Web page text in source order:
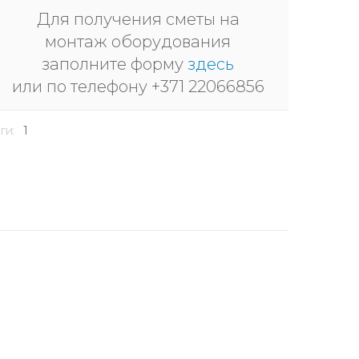
Для получения сметы на
монтаж оборудования
заполните форму здесь
или по телефону +371 22066856
1